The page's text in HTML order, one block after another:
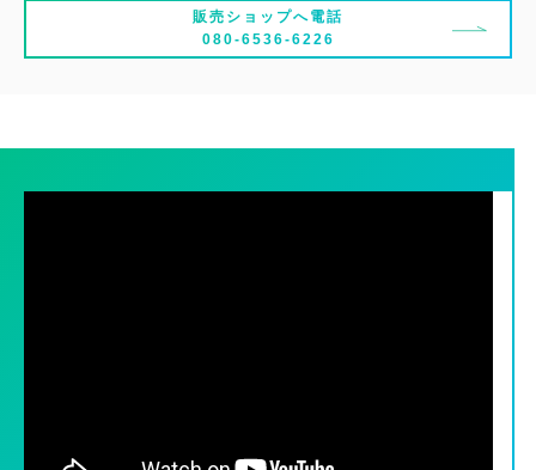
販売ショップへ電話
080-6536-6226